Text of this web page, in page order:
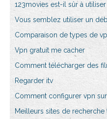
123movies est-il sûr à
Vous semblez utiliser un
Comparaison de types de
Vpn gratuit me cacher
Comment télécharger des
Regarder itv
Comment configurer vpn
Meilleurs sites de recherche